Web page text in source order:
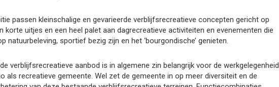
passen kleinschalige en gevarieerde verblijfsrecreatieve concepten gericht op
korte uitjes en een heel palet aan dagrecreatieve activiteiten en evenementen die
natuurbeleving, sportief bezig zijn en het ‘bourgondische’ genieten.
verblijfsrecreatieve aanbod is in algemene zin belangrijk voor de werkgelegenheid
als recreatieve gemeente. Wel zet de gemeente in op meer diversiteit en de